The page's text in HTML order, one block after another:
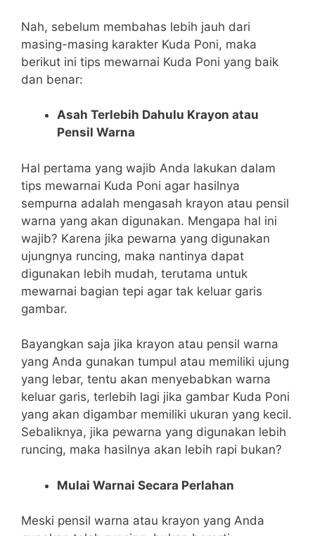
Nah, sebelum membahas lebih jauh dari
masing-masing karakter Kuda Poni, maka
berikut ini tips mewarnai Kuda Poni yang baik
dan benar:
Asah Terlebih Dahulu Krayon atau
Pensil Warna
Hal pertama yang wajib Anda lakukan dalam
tips mewarnai Kuda Poni agar hasilnya
sempurna adalah mengasah krayon atau pensil
warna yang akan digunakan. Mengapa hal ini
wajib? Karena jika pewarna yang digunakan
ujungnya runcing, maka nantinya dapat
digunakan lebih mudah, terutama untuk
mewarnai bagian tepi agar tak keluar garis
gambar.
Bayangkan saja jika krayon atau pensil warna
yang Anda gunakan tumpul atau memiliki ujung
yang lebar, tentu akan menyebabkan warna
keluar garis, terlebih lagi jika gambar Kuda Poni
yang akan digambar memiliki ukuran yang kecil.
Sebaliknya, jika pewarna yang digunakan lebih
runcing, maka hasilnya akan lebih rapi bukan?
Mulai Warnai Secara Perlahan
Meski pensil warna atau krayon yang Anda